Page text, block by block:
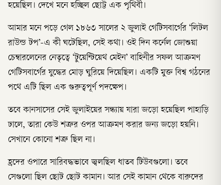
হয়েছিল। দেখে মনে হচ্ছিল ছোট্ট এক পৃথিবী।
আমার মনে পড়ে গেল ১৮৬৩ সালের ২ জুলাই গেটিসবার্গের ‘লিটল
রাউন্ড টপ’-এ কী ঘটেছিল, সেই কথা। ওই দিন কর্নেল জোশুয়া
চেম্বারলেনের নেতৃত্বে ‘টুয়েন্টিয়েথ মেইন’ বাহিনীর সফল আক্রমণ
গেটিসবার্গের যুদ্ধের মোড় ঘুরিয়ে দিয়েছিল। একটি মুক্ত বিশ্ব গঠনের
পথে এটি ছিল এক গুরুত্বপূর্ণ পদক্ষেপ।
তবে কানসাসের সেই জুলাইয়ের সন্ধ্যায় যারা জড়ো হয়েছিল পাহাড়ি
ঢালে, তারা কেউ শত্রুর ওপর আক্রমণ করার জন্য জড়ো হয়নি।
সেখানে কোনো শত্রু ছিল না।
হ্রদের ওপারে সারিবদ্ধভাবে জ্বলছিল ধাতব টিউবগুলো। তবে
সেগুলো ছিল ছোট ছোট কামান। আর সেই কামান থেকে বারুদের